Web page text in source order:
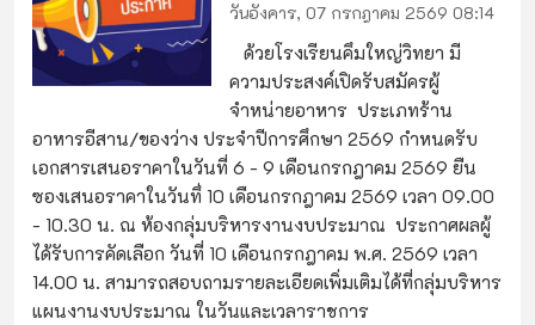
วันอังคาร, 07 กรกฎาคม 2569 08:14
ด้วยโรงเรียนคึมใหญ่วิทยา มี
ความประสงค์เปิดรับสมัครผู้
จำหน่ายอาหาร ประเภทร้าน
อาหารอีสาน/ของว่าง ประจำปีการศึกษา 2569 กำหนดรับ
เอกสารเสนอราคาในวันที่ 6 - 9 เดือนกรกฎาคม 2569 ยืน
ซองเสนอราคาในวันทึ่ 10 เดือนกรกฎาคม 2569 เวลา 09.00
- 10.30 น. ณ ห้องกลุ่มบริหารงานงบประมาณ ประกาศผลผู้
ได้รับการคัดเลือก วันที่ 10 เดือนกรกฎาคม พ.ศ. 2569 เวลา
14.00 น. สามารถสอบถามรายละเอียดเพิ่มเติมได้ที่กลุ่มบริหาร
แผนงานงบประมาณ ในวันและเวลาราชการ